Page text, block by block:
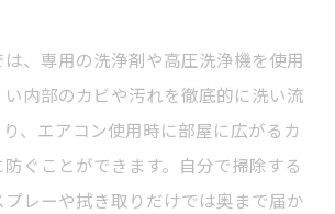
、専用の洗浄剤や高圧洗浄機を使用
い内部のカビや汚れを徹底的に洗い流
、エアコン使用時に部屋に広がるカ
ぐことができます。自分で掃除する
レーや拭き取りだけでは奥まで届か